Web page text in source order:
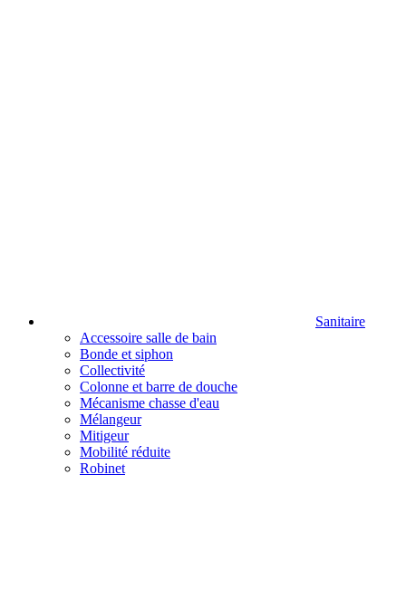
Sanitaire
Accessoire salle de bain
Bonde et siphon
Collectivité
Colonne et barre de douche
Mécanisme chasse d'eau
Mélangeur
Mitigeur
Mobilité réduite
Robinet